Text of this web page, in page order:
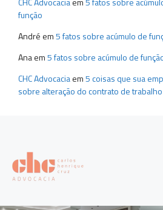
função
André em5 fatos sobre acúmulo de
Anaem5 fatos sobre acúmulo de
CHC Advocaciaem5 coisas que sua
sobre alteração do contrato de trabalho